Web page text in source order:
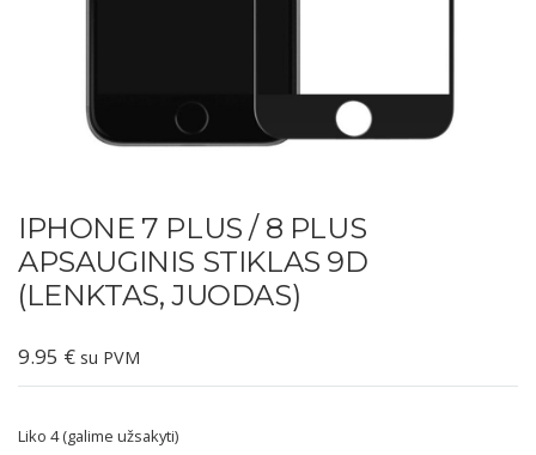
IPHONE 7 PLUS / 8 PLUS
APSAUGINIS STIKLAS 9D
(LENKTAS, JUODAS)
9.95 € su PVM
Liko 4 (galime užsakyti)